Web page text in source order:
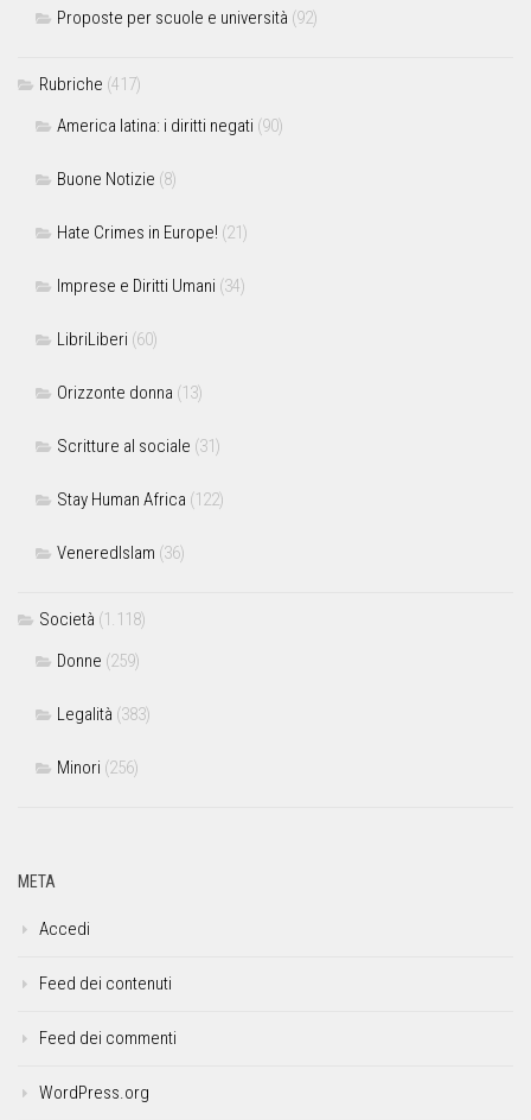
Proposte per scuole e università (92)
Rubriche (417)
America latina: i diritti negati (90)
Buone Notizie (8)
Hate Crimes in Europe! (21)
Imprese e Diritti Umani (34)
LibriLiberi (60)
Orizzonte donna (13)
Scritture al sociale (31)
Stay Human Africa (122)
VeneredIslam (36)
Società (1.118)
Donne (259)
Legalità (383)
Minori (256)
META
Accedi
Feed dei contenuti
Feed dei commenti
WordPress.org